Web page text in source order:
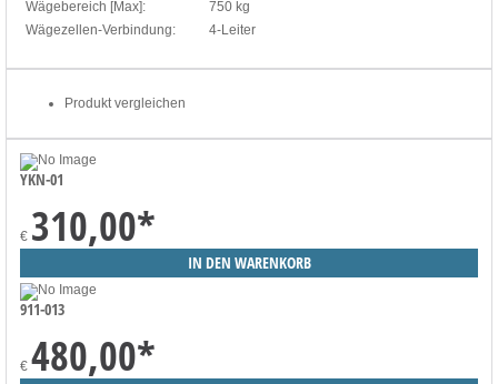
Wägebereich [Max]:
750 kg
Wägezellen-Verbindung:
4-Leiter
Produkt vergleichen
YKN-01
€ 310,00*
911-013
€ 480,00*